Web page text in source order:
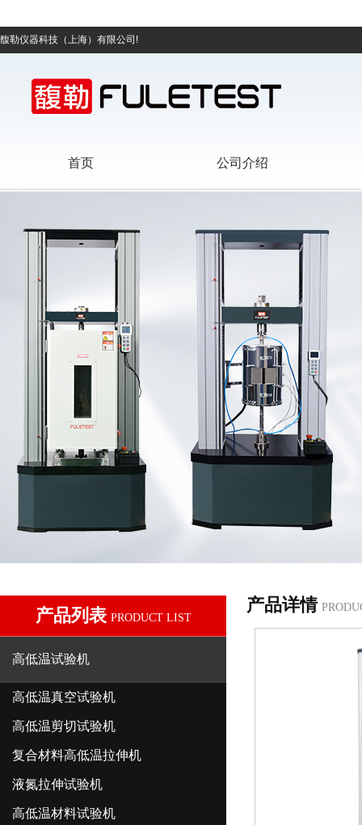
馥勒仪器科技（上海）有限公司!
首页 公司介绍
产品列表 PRODUCT LIST
高低温试验机
高低温真空试验机
高低温剪切试验机
复合材料高低温拉伸机
液氮拉伸试验机
高低温材料试验机
产品详情